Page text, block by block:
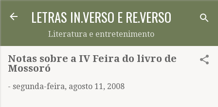
Pular para o conteúdo principal
LETRAS IN.VERSO E RE.VERSO
Literatura e entretenimento
Notas sobre a IV Feira do livro de
Mossoró
- segunda-feira, agosto 11, 2008